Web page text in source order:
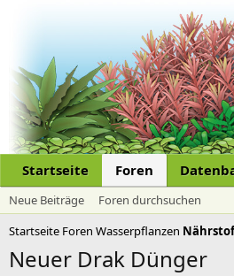
Startseite Foren
Neue Beiträge
Foren durchsuchen
Startseite Foren Wasserpflanzen
Neuer Drak Dünger